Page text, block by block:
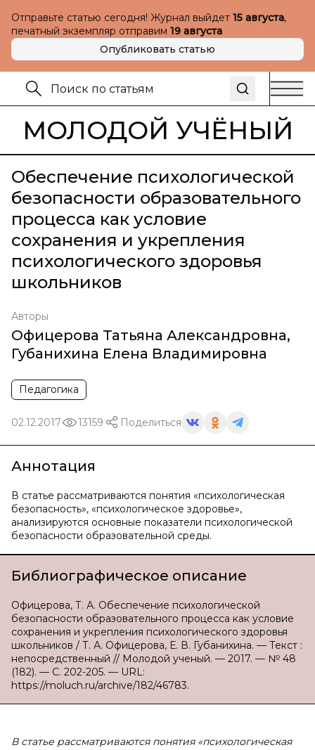
Отправьте статью сегодня! Журнал выйдет 15 августа,
печатный экземпляр отправим 19 августа
Опубликовать статью
МОЛОДОЙ УЧЁНЫЙ
Обеспечение психологической
безопасности образовательного
процесса как условие
сохранения и укрепления
психологического здоровья
школьников
Авторы
Офицерова Татьяна Александровна,
Губанихина Елена Владимировна
Педагогика
02.12.2017 13159 Поделиться
Аннотация
В статье рассматриваются понятия «психологическая
безопасность», «психологическое здоровье»,
анализируются основные показатели психологической
безопасности образовательной среды.
Библиографическое описание
Офицерова, Т. А. Обеспечение психологической
безопасности образовательного процесса как условие
сохранения и укрепления психологического здоровья
школьников / Т. А. Офицерова, Е. В. Губанихина. — Текст :
непосредственный // Молодой ученый. — 2017. — № 48
(182). — С. 202-205. — URL:
https://moluch.ru/archive/182/46783.
В статье рассматриваются понятия «психологическая